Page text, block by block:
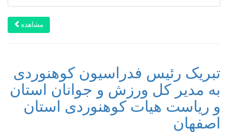
مشاهده
تبریک رئیس فدراسیون کوهنوردی
به مدیر کل ورزش و جوانان استان
و ریاست هیات کوهنوردی استان
اصفهان